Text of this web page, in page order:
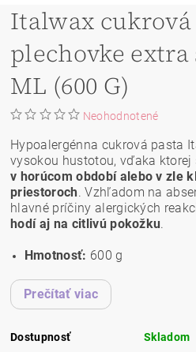
Italwax cukrová
plechovke extra
ML (600 G)
Neohodnotené
Hypoalergénna cukrová pasta
vysokou hustotou, vďaka ktorej
v horúcom období alebo v zle
priestoroch. Vzhľadom na
hlavné príčiny alergických
hodí aj na citlivú pokožku.
Hmotnosť: 600 g
Prečítať viac
Dostupnosť Skladom